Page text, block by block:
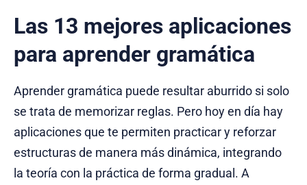
Las 13 mejores aplicaciones
para aprender gramática
Aprender gramática puede resultar aburrido si solo
se trata de memorizar reglas. Pero hoy en día hay
aplicaciones que te permiten practicar y reforzar
estructuras de manera más dinámica, integrando
la teoría con la práctica de forma gradual. A